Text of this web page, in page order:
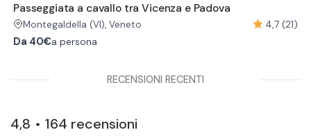
Passeggiata a cavallo tra Vicenza e Padova
Montegaldella (VI), Veneto
4,7 (21)
Da 40€a persona
RECENSIONI RECENTI
4,8 • 164 recensioni